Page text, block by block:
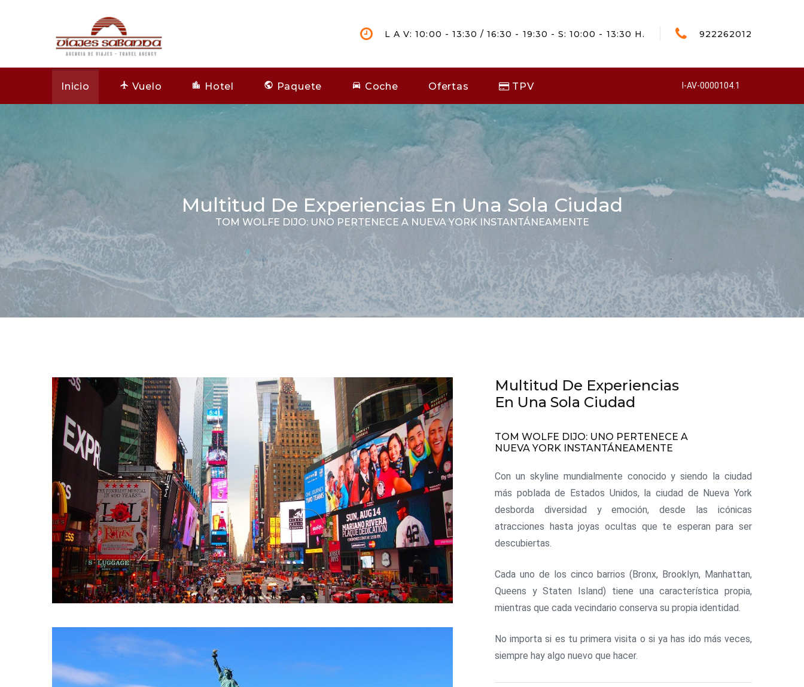
L A V: 10:00 - 13:30 / 16:30 - 19:30 - S: 10:00 - 13:30 H. 922262012
I-AV-0000104.1
Inicio Vuelo Hotel Paquete Coche Ofertas TPV
Multitud De Experiencias En Una Sola Ciudad
TOM WOLFE DIJO: UNO PERTENECE A NUEVA YORK INSTANTÁNEAMENTE
Multitud De Experiencias
En Una Sola Ciudad
TOM WOLFE DIJO: UNO PERTENECE A
NUEVA YORK INSTANTÁNEAMENTE
Con un skyline mundialmente conocido y siendo la ciudad
más poblada de Estados Unidos, la ciudad de Nueva York
desborda diversidad y emoción, desde las icónicas
atracciones hasta joyas ocultas que te esperan para ser
descubiertas.
Cada uno de los cinco barrios (Bronx, Brooklyn, Manhattan,
Queens y Staten Island) tiene una característica propia,
mientras que cada vecindario conserva su propia identidad.
No importa si es tu primera visita o si ya has ido más veces,
siempre hay algo nuevo que hacer.